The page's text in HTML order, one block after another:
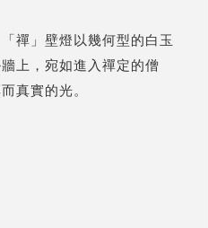
禪」壁燈以幾何型的白玉
上，宛如進入禪定的僧
真實的光。